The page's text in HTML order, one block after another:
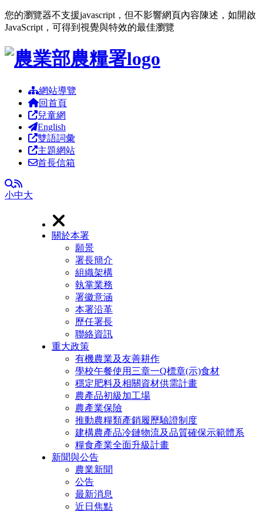
您的瀏覽器不支援javascript，但不影響網頁內容陳述，如開啟
JavaScript，可得到視覺與特效的最佳瀏覽
跳到主要內容區塊
網站導覽
回首頁
兒童網
English
雙語詞彙
主題網站
首長信箱
全文檢索
RSS
小中大
關於本署
願景
署長簡介
組織架構
執掌業務
署徽意涵
本署沿革
歷任署長
聯絡資訊
重大政策
有機農業及友善耕作
學校午餐使用三章一Q標章(示)食材
穩定肥料及相關資材供需計畫
農產品初級加工場
農產業保險
推動農糧類產銷履歷驗證制度
建構農產品冷鏈物流及品質確保示範體系
糧食產業全面升級計畫
新聞與公告
農業新聞
公告
最新消息
近日焦點